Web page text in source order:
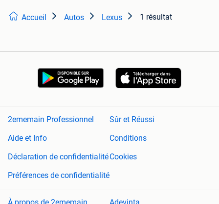
Accueil Autos Lexus 1 résultat
2ememain Professionnel
Sûr et Réussi
Aide et Info
Conditions
Déclaration de confidentialitéCookies
Préférences de confidentialité